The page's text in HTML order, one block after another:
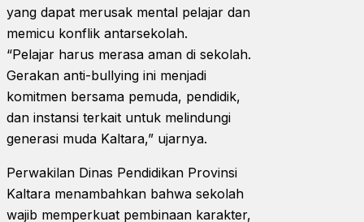
yang dapat merusak mental pelajar dan
memicu konflik antarsekolah.
“Pelajar harus merasa aman di sekolah.
Gerakan anti-bullying ini menjadi
komitmen bersama pemuda, pendidik,
dan instansi terkait untuk melindungi
generasi muda Kaltara,” ujarnya.
Perwakilan Dinas Pendidikan Provinsi
Kaltara menambahkan bahwa sekolah
wajib memperkuat pembinaan karakter,